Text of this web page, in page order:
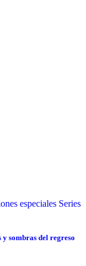
especiales Series
sombras del regreso